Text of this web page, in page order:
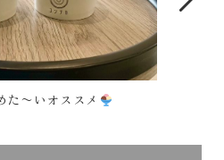
！つめた〜いオススメ